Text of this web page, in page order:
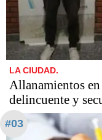
LA CIUDAD.
Allanamientos
delincuente y
#03